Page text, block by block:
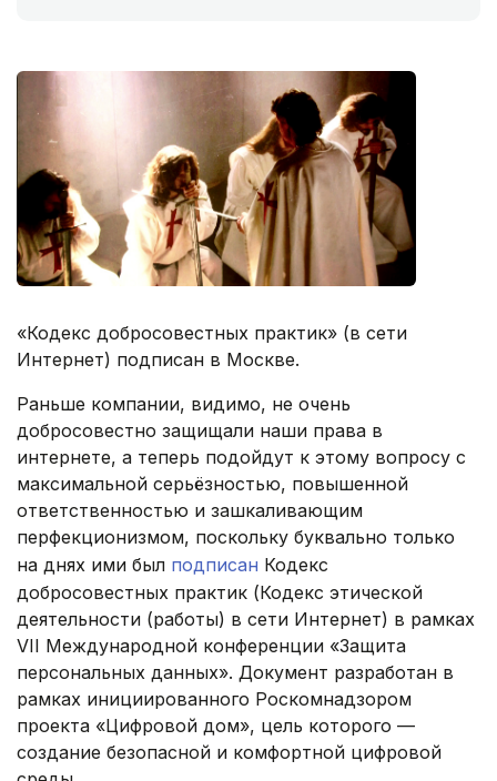
«Кодекс добросовестных практик» (в сети
Интернет) подписан в Москве.
Раньше компании, видимо, не очень
добросовестно защищали наши права в
интернете, а теперь подойдут к этому вопросу с
максимальной серьёзностью, повышенной
ответственностью и зашкаливающим
перфекционизмом, поскольку буквально только
на днях ими был подписан Кодекс
добросовестных практик (Кодекс этической
деятельности (работы) в сети Интернет) в рамках
VII Международной конференции «Защита
персональных данных». Документ разработан в
рамках инициированного Роскомнадзором
проекта «Цифровой дом», цель которого —
создание безопасной и комфортной цифровой